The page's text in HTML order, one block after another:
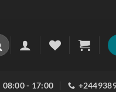
08:00 - 17:00